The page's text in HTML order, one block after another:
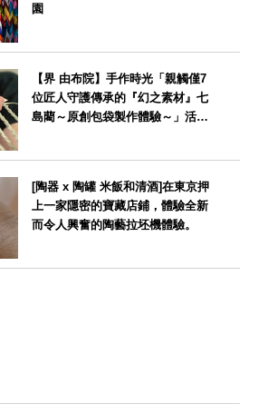
園
【界 由布院】手作時光「親觸僅7
位匠人守護傳承的『幻之素材』七
島藺～原創包袋製作體驗～」活動
[陶器 x 陶罐 米飯和清酒]在東京押
上一家隱密的寶藏店鋪，體驗全新
而令人興奮的陶藝拉坯機體驗。